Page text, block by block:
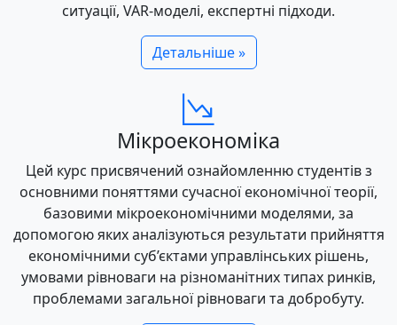
ситуації, VAR-моделі, експертні підходи.
Детальніше »
Мікроекономіка
Цей курс присвячений ознайомленню студентів з
основними поняттями сучасної економічної теорії,
базовими мікроекономічними моделями, за
допомогою яких аналізуються результати прийняття
економічними суб’єктами управлінських рішень,
умовами рівноваги на різноманітних типах ринків,
проблемами загальної рівноваги та добробуту.